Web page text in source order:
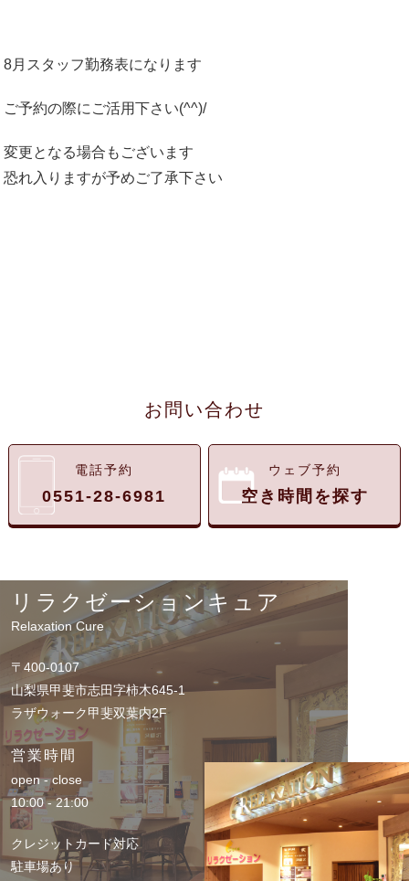
8月スタッフ勤務表になります
ご予約の際にご活用下さい(^^)/
変更となる場合もございます
恐れ入りますが予めご了承下さい
お問い合わせ
電話予約
0551-28-6981
ウェブ予約
空き時間を探す
リラクゼーションキュア
Relaxation Cure
〒400-0107
山梨県甲斐市志田字柿木645-1
ラザウォーク甲斐双葉内2F
営業時間
open - close
10:00 - 21:00
クレジットカード対応
駐車場あり